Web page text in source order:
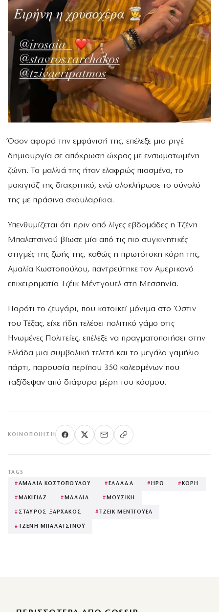
Όσον αφορά την εμφάνισή της, επέλεξε μια ριγέ
δημιουργία σε απόχρωση ώχρας με ενσωματωμένη
ζώνη. Τα μαλλιά της ήταν ελαφρώς πιασμένα, το
μακιγιάζ της διακριτικό, ενώ ολοκλήρωσε το σύνολό
της με πράσινα σκουλαρίκια.
Υπενθυμίζεται ότι πριν από λίγες εβδομάδες η Τζένη
Μπαλατσινού βίωσε μία από τις πιο συγκινητικές
στιγμές της ζωής της, καθώς η πρωτότοκη κόρη της,
Αμαλία Κωστοπούλου, παντρεύτηκε τον Αμερικανό
επιχειρηματία Τζέικ Μέντγουελ στη Μεσσηνία.
Παρότι το ζευγάρι, που κατοικεί μόνιμα στο Όστιν
του Τέξας, είχε ήδη τελέσει πολιτικό γάμο στις
Ηνωμένες Πολιτείες, επέλεξε να πραγματοποιήσει στην
Ελλάδα μια συμβολική τελετή και το μεγάλο γαμήλιο
πάρτι, παρουσία περίπου 350 καλεσμένων που
ταξίδεψαν από διάφορα μέρη του κόσμου.
ΚΟΙΝΟΠΟΊΗΣΗ
TAGS
#ΑΜΑΛΙΑ ΚΩΣΤΟΠΟΥΛΟΥ #ΕΛΛΑΔΑ #ΗΡΩ #ΚΟΡΗ
#ΜΑΚΙΓΙΑΖ #ΜΑΛΛΙΑ #ΜΟΥΣΙΚΗ
# ΣΤΑΥΡΟΣ ΞΑΡΧΑΚΟΣ # ΤΖΕΙΚ ΜΕΝΤΓΟΥΕΛ
# ΤΖΕΝΗ ΜΠΑΛΑΤΣΙΝΟΥ